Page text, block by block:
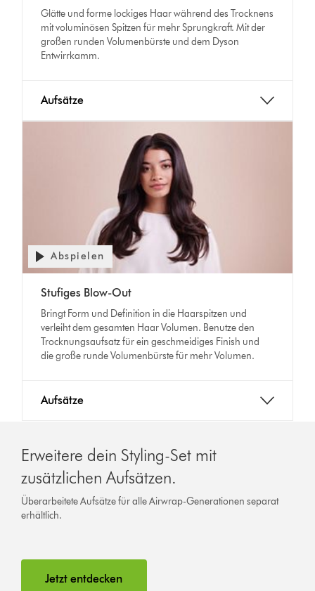
Glätte und forme lockiges Haar während des Trocknens
mit voluminösen Spitzen für mehr Sprungkraft. Mit der
großen runden Volumenbürste und dem Dyson
Entwirrkamm.
Aufsätze
Abspielen
Stufiges Blow-Out
Bringt Form und Definition in die Haarspitzen und
verleiht dem gesamten Haar Volumen. Benutze den
Trocknungsaufsatz für ein geschmeidiges Finish und
die große runde Volumenbürste für mehr Volumen.
Aufsätze
Erweitere dein Styling-Set mit
zusätzlichen Aufsätzen.
Überarbeitete Aufsätze für alle Airwrap-Generationen separat
erhältlich.
Jetzt entdecken